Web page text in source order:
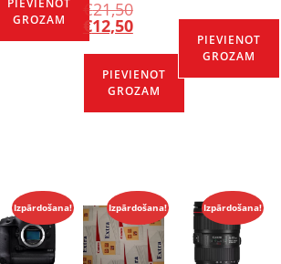
PIEVIENOT
GROZAM
€21,50
€12,50
PIEVIENOT
GROZAM
PIEVIENOT
GROZAM
Izpārdošana! Izpārdošana! Izpārdošana!